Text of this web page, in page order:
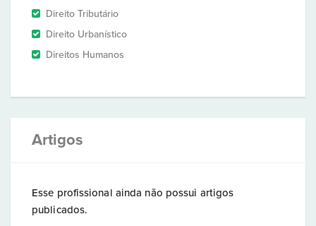
Direito Tributário
Direito Urbanístico
Direitos Humanos
Artigos
Esse profissional ainda não possui artigos
publicados.